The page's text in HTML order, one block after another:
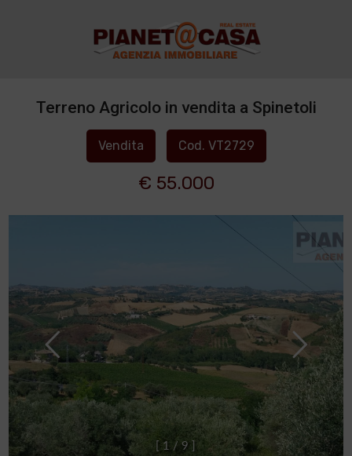
Terreno Agricolo in vendita a Spinetoli
Vendita Cod. VT2729
€ 55.000
1 / 9